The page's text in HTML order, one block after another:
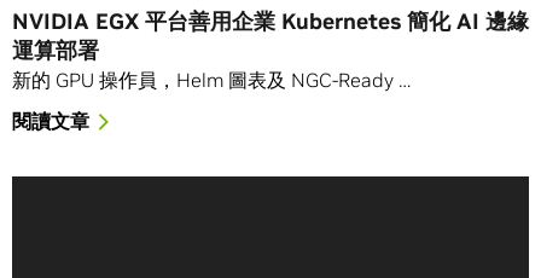
NVIDIA EGX 平台善用企業 Kubernetes 簡化 AI 邊緣
運算部署
新的 GPU 操作員，Helm 圖表及 NGC-Ready …
閱讀文章